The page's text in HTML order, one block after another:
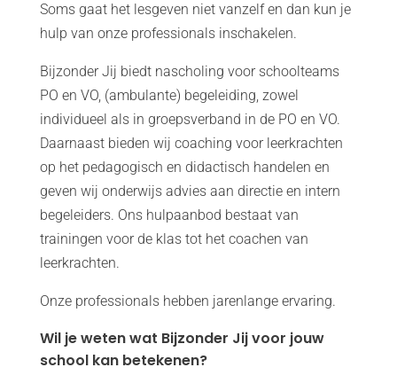
Soms gaat het lesgeven niet vanzelf en dan kun je
hulp van onze professionals inschakelen.
Bijzonder Jij biedt nascholing voor schoolteams
PO en VO, (ambulante) begeleiding, zowel
individueel als in groepsverband in de PO en VO.
Daarnaast bieden wij coaching voor leerkrachten
op het pedagogisch en didactisch handelen en
geven wij onderwijs advies aan directie en intern
begeleiders. Ons hulpaanbod bestaat van
trainingen voor de klas tot het coachen van
leerkrachten.
Onze professionals hebben jarenlange ervaring.
Wil je weten wat Bijzonder Jij voor jouw
school kan betekenen?